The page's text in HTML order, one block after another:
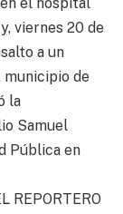
viernes 20 de
a un
municipio de
la
Samuel
Pública en
REPORTERO